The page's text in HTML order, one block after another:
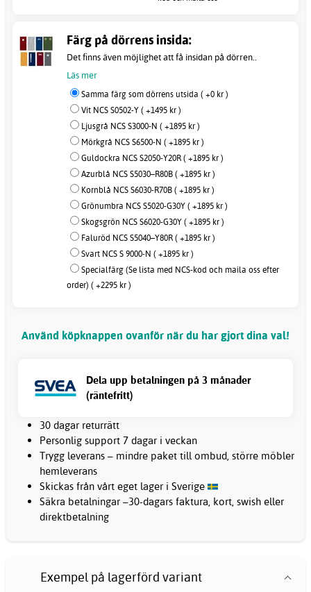
Färg på dörrens insida:
Det finns även möjlighet att få insidan på dörren..
Läs mer
Samma färg som dörrens utsida ( +0 kr )
Vit NCS S0502-Y ( +1495 kr )
Ljusgrå NCS S3000-N ( +1895 kr )
Mörkgrå NCS S6500-N ( +1895 kr )
Guldockra NCS S2050-Y20R ( +1895 kr )
Azurblå NCS S5030–R80B ( +1895 kr )
Kornblå NCS S6030-R70B ( +1895 kr )
Grönumbra NCS S5020-G30Y ( +1895 kr )
Skogsgrön NCS S6020-G30Y ( +1895 kr )
Faluröd NCS S5040–Y80R ( +1895 kr )
Svart NCS S 9000-N ( +1895 kr )
Specialfärg (Se lista med NCS-kod och maila oss efter
order) ( +2295 kr )
Använd köpknappen ovanför när du har gjort dina val!
Dela upp betalningen på 3 månader
(räntefritt)
30 dagar returrätt
Personlig support 7 dagar i veckan
Trygg leverans – mindre paket till ombud, större möbler
hemleverans
Skickas från vårt eget lager i Sverige
Säkra betalningar –30-dagars faktura, kort, swish eller
direktbetalning
Exempel på lagerförd variant